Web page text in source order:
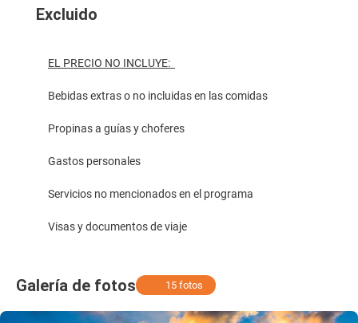
Excluido
EL PRECIO NO INCLUYE:
Bebidas extras o no incluidas en las comidas
Propinas a guías y choferes
Gastos personales
Servicios no mencionados en el programa
Visas y documentos de viaje
Galería de fotos 15 fotos